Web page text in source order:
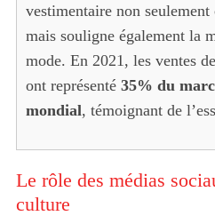
vestimentaire non
mais souligne également la
mode. En 2021, les ventes
ont représenté 35% du
mondial, témoignant de
Le rôle des médias
culture